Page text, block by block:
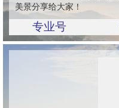
美景分享给大家！
专业号